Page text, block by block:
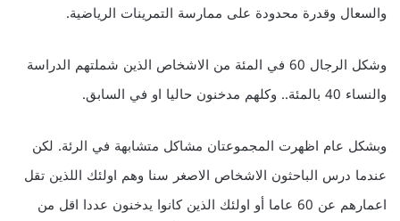
والسعال وقدرة محدودة على ممارسة التمرينات الرياضية.
وشكل الرجال 60 في المئة من الاشخاص الذين شملتهم الدراسة
والنساء 40 بالمئة.. وكلهم مدخنون حاليا او في السابق.
وبشكل عام اظهرت المجموعتان مشاكل متشابهة في الرئة. لكن
عندما درس الباحثون الاشخاص الاصغر سنا وهم اولئك اللذين تقل
اعمارهم عن 60 عاما أو اولئك الذين كانوا يدخنون عددا اقل من